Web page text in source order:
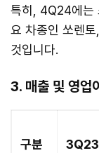
특히, 4Q24에는
요 차종인 쏘렌
것입니다.
3. 매출 및 영업
구분 3Q23